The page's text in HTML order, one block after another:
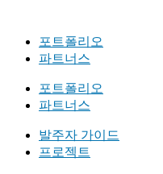
포트폴리오
파트너스
포트폴리오
파트너스
발주자 가이드
프로젝트